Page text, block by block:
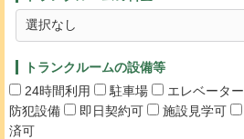
トランクルームの設備等
24時間利用
駐車場 エレベーター
防犯設備
即日契約可 施設見学可
済可